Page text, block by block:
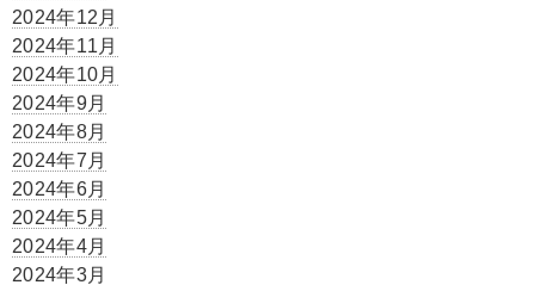
2024年12月
2024年11月
2024年10月
2024年9月
2024年8月
2024年7月
2024年6月
2024年5月
2024年4月
2024年3月